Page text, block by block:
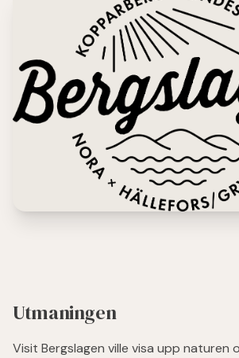
Utmaningen
Visit Bergslagen ville visa upp naturen